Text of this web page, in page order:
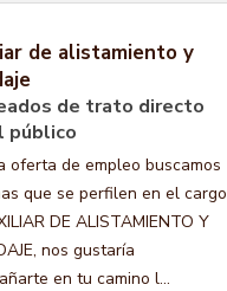
de alistamiento y
de trato directo
público
oferta de empleo buscamos
que se perfilen en el cargo
DE ALISTAMIENTO Y
nos gustaría
en tu camino l...